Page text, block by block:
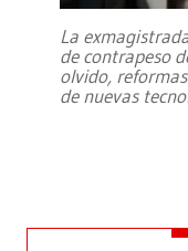
La
de contrapeso
olvido,
de nuevas